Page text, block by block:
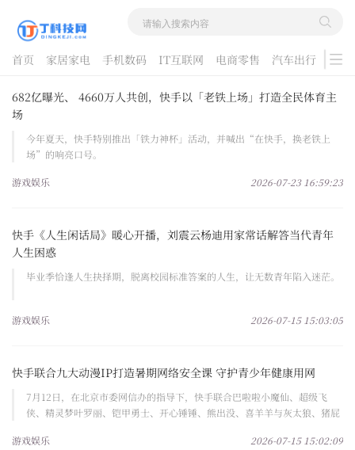
首页 家居家电 手机数码 IT互联网 电商零售 汽车出行
游戏
酷品评测
682亿曝光、 4660万人共创，快手以「老铁上场」打造全民体育主
场
今年夏天，快手特别推出「铁力神杯」活动，并喊出“在快手，换老铁上
场”的响亮口号。
游戏娱乐 2026-07-23 16:59:23
快手《人生闲话局》暖心开播，刘震云杨迪用家常话解答当代青年
人生困惑
毕业季恰逢人生抉择期，脱离校园标准答案的人生，让无数青年陷入迷茫。
游戏娱乐 2026-07-15 15:03:05
快手联合九大动漫IP打造暑期网络安全课 守护青少年健康用网
7月12日，在北京市委网信办的指导下，快手联合巴啦啦小魔仙、超级飞
侠、精灵梦叶罗丽、铠甲勇士、开心锤锤、熊出没、喜羊羊与灰太狼、猪屁
游戏娱乐
2026-07-15 15:02:09